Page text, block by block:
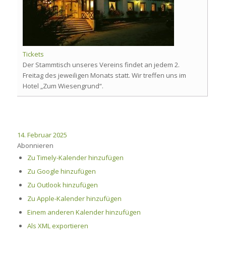
Tickets
Der Stammtisch unseres Vereins findet an jedem 2.
Freitag des jeweiligen Monats statt. Wir treffen uns im
Hotel „Zum Wiesengrund“.
14. Februar 2025
Abonnieren
Zu Timely-Kalender hinzufügen
Zu Google hinzufügen
Zu Outlook hinzufügen
Zu Apple-Kalender hinzufügen
Einem anderen Kalender hinzufügen
Als XML exportieren